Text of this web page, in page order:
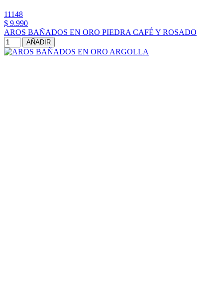
11148
$ 9.990
AROS BAÑADOS EN ORO PIEDRA CAFÉ Y ROSADO
AÑADIR